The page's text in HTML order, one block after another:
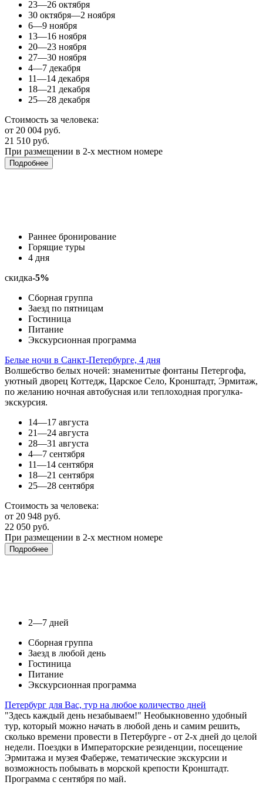
23—26 октября
30 октября—2 ноября
6—9 ноября
13—16 ноября
20—23 ноября
27—30 ноября
4—7 декабря
11—14 декабря
18—21 декабря
25—28 декабря
Стоимость за человека:
от 20 004 руб.
21 510 руб.
При размещении в 2-х местном номере
Подробнее
Раннее бронирование
Горящие туры
4 дня
скидка-5%
Сборная группа
Заезд по пятницам
Гостиница
Питание
Экскурсионная программа
Белые ночи в Санкт-Петербурге, 4 дня
Волшебство белых ночей: знаменитые фонтаны Петергофа,
уютный дворец Коттедж, Царское Село, Кронштадт, Эрмитаж,
по желанию ночная автобусная или теплоходная прогулка-
экскурсия.
14—17 августа
21—24 августа
28—31 августа
4—7 сентября
11—14 сентября
18—21 сентября
25—28 сентября
Стоимость за человека:
от 20 948 руб.
22 050 руб.
При размещении в 2-х местном номере
Подробнее
2—7 дней
Сборная группа
Заезд в любой день
Гостиница
Питание
Экскурсионная программа
Петербург для Вас, тур на любое количество дней
"Здесь каждый день незабываем!" Необыкновенно удобный
тур, который можно начать в любой день и самим решить,
сколько времени провести в Петербурге - от 2-х дней до целой
недели. Поездки в Императорские резиденции, посещение
Эрмитажа и музея Фаберже, тематические экскурсии и
возможность побывать в морской крепости Кронштадт.
Программа с сентября по май.